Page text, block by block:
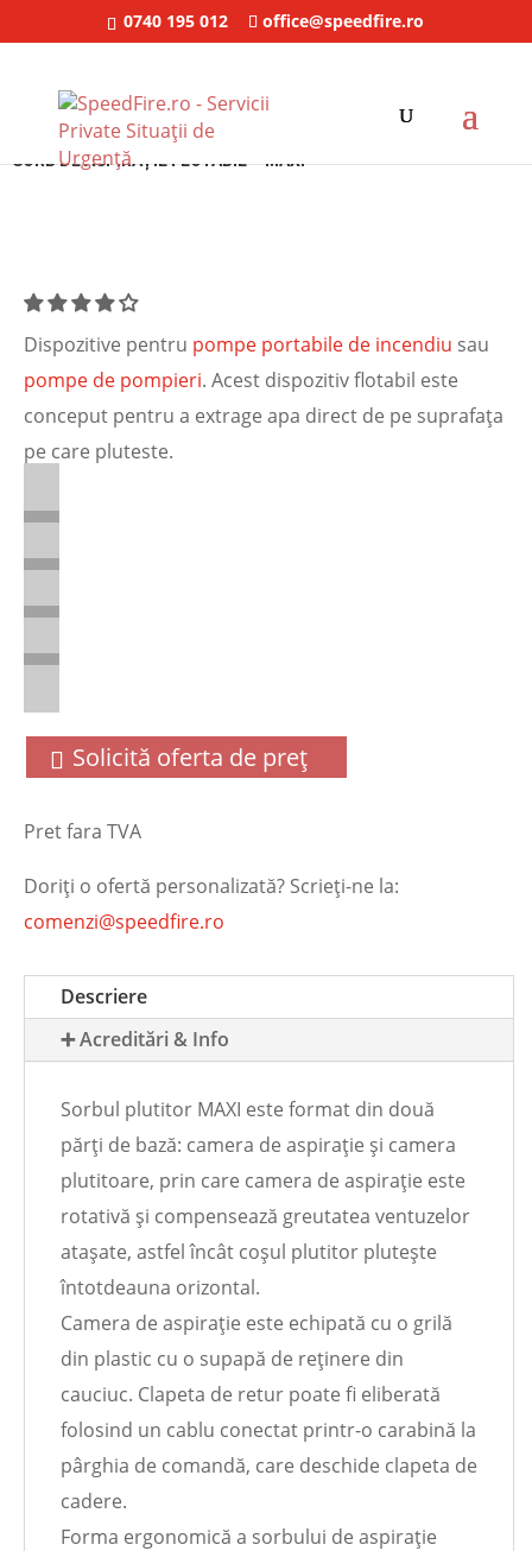
0740 195 012 office@speedfire.ro
/Motopompe pompieri / Sorb de aspirație flotabil – MAXI
SORB DE ASPIRAȚIE FLOTABIL – MAXI
Dispozitive pentru pompe portabile de incendiu sau
pompe de pompieri. Acest dispozitiv flotabil este
conceput pentru a extrage apa direct de pe suprafața
pe care pluteste.
Solicită oferta de preț
Pret fara TVA
Doriţi o ofertă personalizată? Scrieţi-ne la:
comenzi@speedfire.ro
Descriere
➕ Acreditări & Info
Sorbul plutitor MAXI este format din două
părți de bază: camera de aspirație și camera
plutitoare, prin care camera de aspirație este
rotativă și compensează greutatea ventuzelor
atașate, astfel încât coșul plutitor plutește
întotdeauna orizontal.
Camera de aspirație este echipată cu o grilă
din plastic cu o supapă de reținere din
cauciuc. Clapeta de retur poate fi eliberată
folosind un cablu conectat printr-o carabină la
pârghia de comandă, care deschide clapeta de
cadere.
Forma ergonomică a sorbului de aspirație